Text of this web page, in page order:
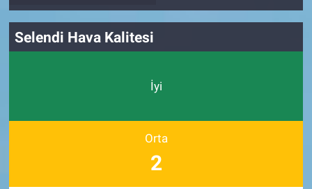
Selendi Hava Kalitesi
İyi
Orta
2